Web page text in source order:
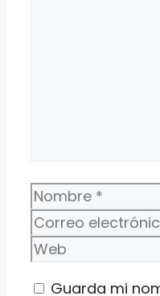
Nombre
Correo
electrónico
Web
Guarda mi